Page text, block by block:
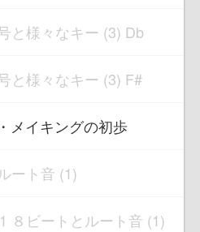
と様々なキー (3) Db
と様々なキー (3) F#
メイキングの初歩
ート音 (1)
８ビートとルート音 (1)